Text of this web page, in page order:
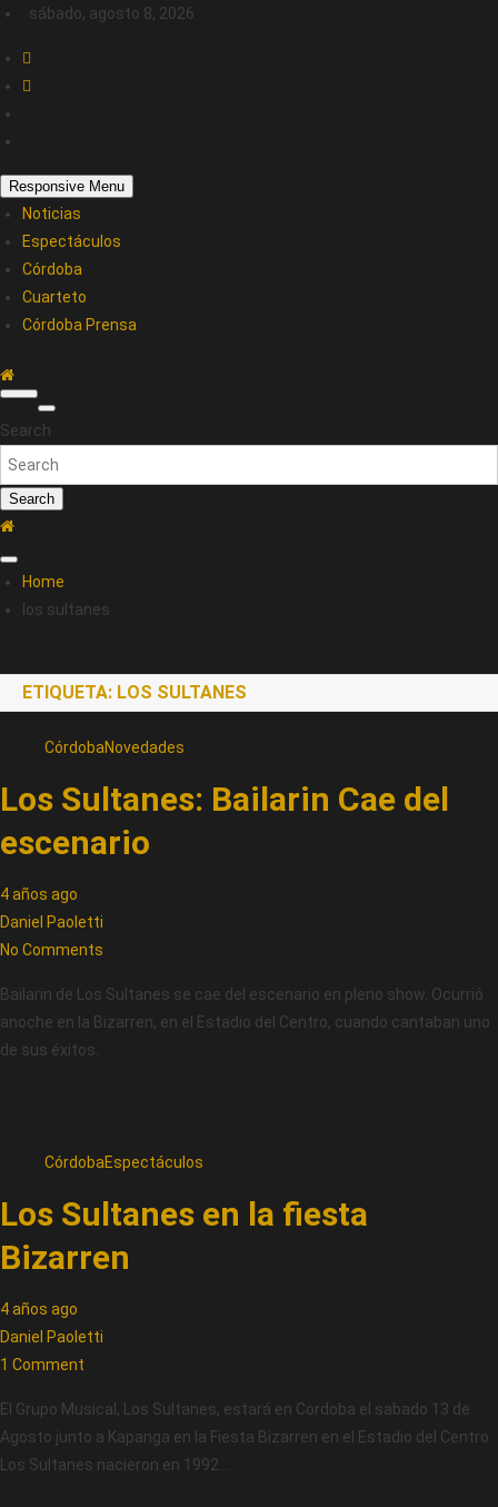
sábado, agosto 8, 2026
Responsive Menu
Noticias
Espectáculos
Córdoba
Cuarteto
Córdoba Prensa
Search
Search
Home
los sultanes
ETIQUETA: LOS SULTANES
CórdobaNovedades
Los Sultanes: Bailarin Cae del
escenario
4 años ago
Daniel Paoletti
No Comments
Bailarin de Los Sultanes se cae del escenario en pleno show. Ocurrió
anoche en la Bizarren, en el Estadio del Centro, cuando cantaban uno
de sus éxitos.
CórdobaEspectáculos
Los Sultanes en la fiesta
Bizarren
4 años ago
Daniel Paoletti
1 Comment
El Grupo Musical, Los Sultanes, estará en Cordoba el sabado 13 de
Agosto junto a Kapanga en la Fiesta Bizarren en el Estadio del Centro.
Los Sultanes nacieron en 1992…